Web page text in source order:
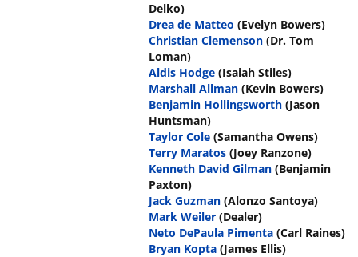
Delko)
Drea de Matteo (Evelyn Bowers)
Christian Clemenson (Dr. Tom
Loman)
Aldis Hodge (Isaiah Stiles)
Marshall Allman (Kevin Bowers)
Benjamin Hollingsworth (Jason
Huntsman)
Taylor Cole (Samantha Owens)
Terry Maratos (Joey Ranzone)
Kenneth David Gilman (Benjamin
Paxton)
Jack Guzman (Alonzo Santoya)
Mark Weiler (Dealer)
Neto DePaula Pimenta (Carl Raines)
Bryan Kopta (James Ellis)